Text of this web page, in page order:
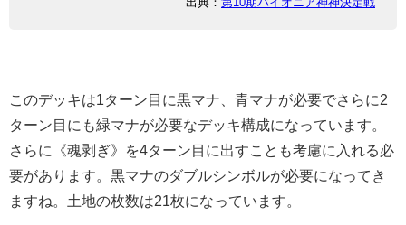
このデッキは1ターン目に黒マナ、青マナが必要でさらに2
ターン目にも緑マナが必要なデッキ構成になっています。
さらに《魂剥ぎ》を4ターン目に出すことも考慮に入れる必
要があります。黒マナのダブルシンボルが必要になってき
ますね。土地の枚数は21枚になっています。